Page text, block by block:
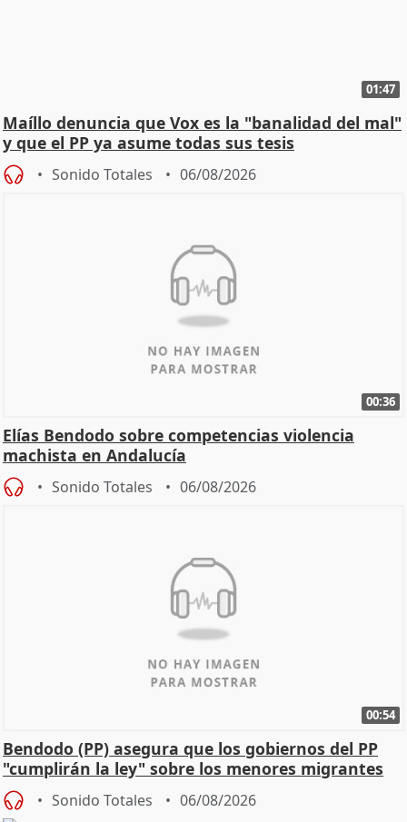
01:47
Maíllo denuncia que Vox es la "banalidad del mal"
y que el PP ya asume todas sus tesis
Sonido Totales 06/08/2026
00:36
Elías Bendodo sobre competencias violencia
machista en Andalucía
Sonido Totales 06/08/2026
00:54
Bendodo (PP) asegura que los gobiernos del PP
"cumplirán la ley" sobre los menores migrantes
Sonido Totales 06/08/2026